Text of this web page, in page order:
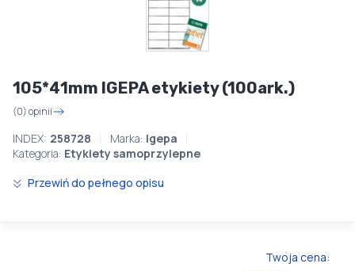
105*41mm IGEPA etykiety (100ark.)
(0) opinii
INDEX: 258728 Marka: Igepa
Kategoria: Etykiety samoprzylepne
Przewiń do pełnego opisu
Twoja cena: